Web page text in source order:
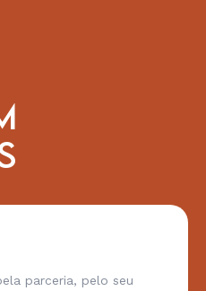
parceria, pelo seu